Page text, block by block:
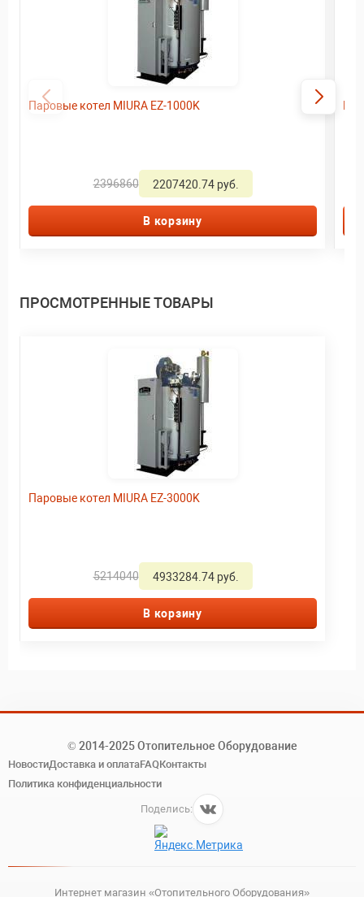
Паровые котел MIURA EZ-1000K
2396860 2207420.74 руб.
В корзину
ПРОСМОТРЕННЫЕ ТОВАРЫ
Паровые котел MIURA EZ-3000K
5214040 4933284.74 руб.
В корзину
© 2014-2025 Отопительное Оборудование
НовостиДоставка и оплатаFAQКонтакты
Политика конфиденциальности
Поделись:
Интернет магазин «Отопительного Оборудования»